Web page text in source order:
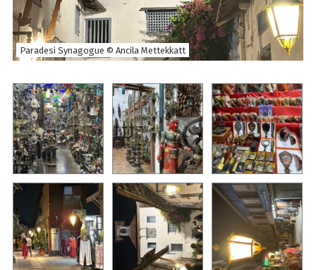
Paradesi Synagogue © Ancila Mettekkatt